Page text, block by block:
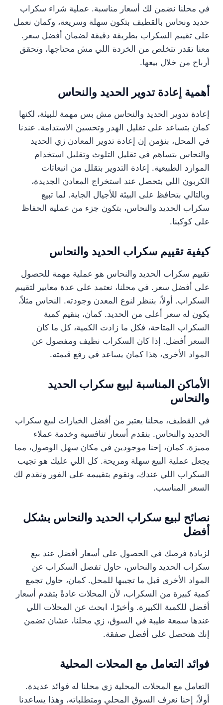
في محلنا نضمن لك أسعار مناسبة. عملية شراء سكراب
حديد ونحاس بالقطيف بتكون سهلة وسريعة، وكمان نعمل
على تقييم السكراب بطريقة دقيقة لضمان أفضل سعر.
معنا تقدر تتخلص من الخردة اللي مش محتاجها، وتحقق
أرباح من خلال بيعها.
أهمية إعادة تدوير الحديد والنحاس
إعادة تدوير الحديد والنحاس مش بس مهمة للبيئة، لكنها
كمان بتساعد على تقليل الهدر وتحسين الاستدامة. عندنا
في المحل، بنؤمن إن إعادة تدوير المعادن زي الحديد
والنحاس بتساهم في تقليل التلوث وتقليل استخدام
الموارد الطبيعية. إعادة التدوير بتقلل من انبعاثات
الكربون اللي بتحصل عند استخراج المعادن الجديدة،
وبالتالي بتحافظ على البيئة للأجيال الجاية. لما تبيع
سكراب الحديد والنحاس، بتكون جزء من عملية الحفاظ
على كوكبنا.
كيفية تقييم سكراب الحديد والنحاس
تقييم سكراب الحديد والنحاس هو عملية مهمة للحصول
على أفضل سعر. في محلنا، نعتمد على عدة معايير لتقييم
السكراب. أولاً، بننظر لنوع المعدن وجودته. النحاس مثلاً،
يكون له سعر أعلى من الحديد. كمان، بنقيم كمية
السكراب المتاحة، فكل ما زادت الكمية، كل ما كان
السعر أفضل. إذا كان السكراب نظيف ومفصول عن
المواد الأخرى، هذا كمان يساعد في رفع قيمته.
الأماكن المناسبة لبيع سكراب الحديد
والنحاس
في القطيف، محلنا يعتبر من أفضل الخيارات لبيع سكراب
الحديد والنحاس. بنقدم أسعار تنافسية وخدمة عملاء
مميزة. كمان، إحنا موجودين في مكان سهل الوصول، مما
يجعل عملية البيع سهلة ومريحة. كل اللي عليك هو تجيب
السكراب اللي عندك، ونقوم بتقييمه على الفور ونقدم لك
السعر المناسب.
نصائح لبيع سكراب الحديد والنحاس بشكل
أفضل
لزيادة فرصك في الحصول على أسعار أفضل عند بيع
سكراب الحديد والنحاس، حاول تفصل السكراب عن
المواد الأخرى قبل ما تجيبها للمحل. كمان، حاول تجمع
كمية كبيرة من السكراب، لأن المحلات عادةً بتقدم أسعار
أفضل للكمية الكبيرة. وأخيرًا، ابحث عن المحلات اللي
عندها سمعة طيبة في السوق، زي محلنا، عشان تضمن
إنك هتحصل على أفضل صفقة.
فوائد التعامل مع المحلات المحلية
التعامل مع المحلات المحلية زي محلنا له فوائد عديدة.
أولاً، إحنا نعرف السوق المحلي ومتطلباته، وهذا يساعدنا